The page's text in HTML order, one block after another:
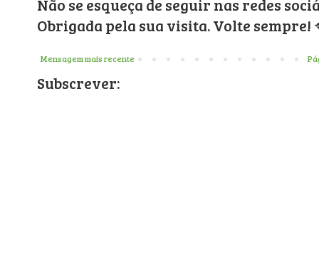
Não se esqueça de seguir nas redes
Obrigada pela sua visita. Volte sempre!
Mensagem mais recente
Subscrever: